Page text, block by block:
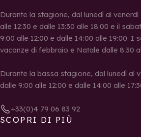
Durante la stagione, dal lunedì al venerdì
alle 12:30 e dalle 13:30 alle 18:00 e il
9:00 alle 12:00 e dalle 14:00 alle 19:00. I
vacanze di febbraio e Natale dalle 8:30
Durante la bassa stagione, dal lunedì al
dalle 9:00 alle 12:00 e dalle 14:00 alle
+33(0)4 79 06 83 92
SCOPRI DI PIÙ